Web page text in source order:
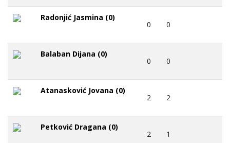
Radonjić Jasmina (0)
0 0
Balaban Dijana (0)
0 0
Atanasković Jovana (0)
2 2
Petković Dragana (0)
2 1